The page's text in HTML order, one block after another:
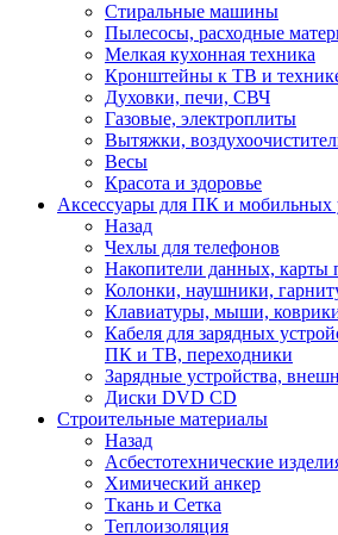
Стиральные машины
Пылесосы, расходные
Мелкая кухонная техника
Кронштейны к ТВ и
Духовки, печи, СВЧ
Газовые, электроплиты
Вытяжки,
Весы
Красота и здоровье
Аксессуары для ПК и мобильных
Назад
Чехлы для телефонов
Накопители данных, карты
Колонки, наушники,
Клавиатуры, мыши,
Кабеля для зарядных
ПК и ТВ, переходники
Зарядные устройства,
Диски DVD CD
Строительные материалы
Назад
Асбестотехнические
Химический анкер
Ткань и Сетка
Теплоизоляция